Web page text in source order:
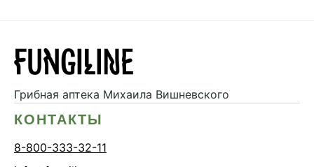
Грибная аптека Михаила Вишневского
КОНТАКТЫ
8-800-333-32-11